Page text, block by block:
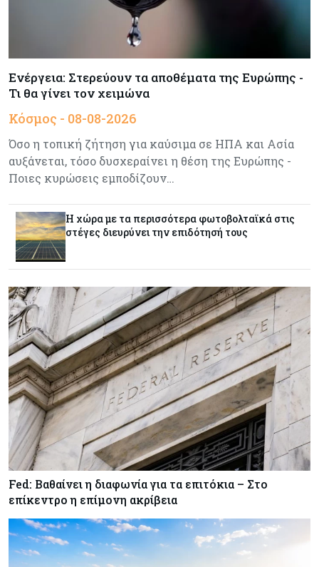
Meridiam–GSI: Τι προκύπτει – και τι όχι – από
Η Τουρκία χτυπάει Ντουμπάι και Λονδίνο:
Φορολογικά κίνητρα για επαναπατρισμό
πλούσιων κατοίκων και επενδυτών
Από τα €150,6 εκατ. στα €112 εκατ. οι κρατικές
πιστώσεις για έρευνα στην Κύπρο
Κόσμος 07-08-2026
Παγκόσμιος συναγερμός για τις τιμές των
τροφίμων
Κύπρος 07-08-2026
Οι τιμές καθορίζουν την επιλογή παρόχου
κινητής στην Κύπρο
Κύπρος 07-08-2026
34.787 νέες εγγραφές οχημάτων στο επτάμηνο
- Άνοδος 11,5% σε σχέση με πέρσι
Κόσμος
ΕΚΤ: Αιφνιδιάστηκε από την πώληση ευρώ από
τις ΗΠΑ
Ενέργεια: Στερεύουν τα αποθέματα της Ευρώπης -
Τι θα γίνει τον χειμώνα
Κόσμος - 08-08-2026
Όσο η τοπική ζήτηση για καύσιμα σε ΗΠΑ και Ασία
αυξάνεται, τόσο δυσχεραίνει η θέση της Ευρώπης -
Ποιες κυρώσεις εμποδίζουν…
Η χώρα με τα περισσότερα φωτοβολταϊκά στις
στέγες διευρύνει την επιδότησή τους
Fed: Βαθαίνει η διαφωνία για τα επιτόκια – Στο
επίκεντρο η επίμονη ακρίβεια